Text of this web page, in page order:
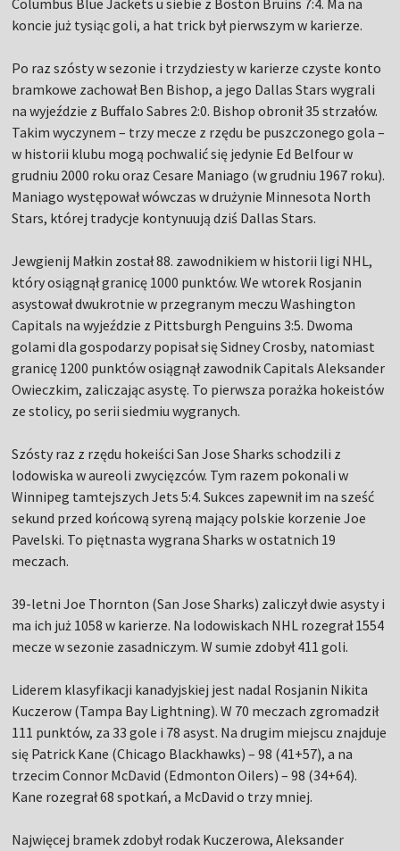
Columbus Blue Jackets u siebie z Boston Bruins 7:4. Ma na
koncie już tysiąc goli, a hat trick był pierwszym w karierze.
Po raz szósty w sezonie i trzydziesty w karierze czyste konto
bramkowe zachował Ben Bishop, a jego Dallas Stars wygrali
na wyjeździe z Buffalo Sabres 2:0. Bishop obronił 35 strzałów.
Takim wyczynem – trzy mecze z rzędu be puszczonego gola –
w historii klubu mogą pochwalić się jedynie Ed Belfour w
grudniu 2000 roku oraz Cesare Maniago (w grudniu 1967 roku).
Maniago występował wówczas w drużynie Minnesota North
Stars, której tradycje kontynuują dziś Dallas Stars.
Jewgienij Małkin został 88. zawodnikiem w historii ligi NHL,
który osiągnął granicę 1000 punktów. We wtorek Rosjanin
asystował dwukrotnie w przegranym meczu Washington
Capitals na wyjeździe z Pittsburgh Penguins 3:5. Dwoma
golami dla gospodarzy popisał się Sidney Crosby, natomiast
granicę 1200 punktów osiągnął zawodnik Capitals Aleksander
Owieczkim, zaliczając asystę. To pierwsza porażka hokeistów
ze stolicy, po serii siedmiu wygranych.
Szósty raz z rzędu hokeiści San Jose Sharks schodzili z
lodowiska w aureoli zwycięzców. Tym razem pokonali w
Winnipeg tamtejszych Jets 5:4. Sukces zapewnił im na sześć
sekund przed końcową syreną mający polskie korzenie Joe
Pavelski. To piętnasta wygrana Sharks w ostatnich 19
meczach.
39-letni Joe Thornton (San Jose Sharks) zaliczył dwie asysty i
ma ich już 1058 w karierze. Na lodowiskach NHL rozegrał 1554
mecze w sezonie zasadniczym. W sumie zdobył 411 goli.
Liderem klasyfikacji kanadyjskiej jest nadal Rosjanin Nikita
Kuczerow (Tampa Bay Lightning). W 70 meczach zgromadził
111 punktów, za 33 gole i 78 asyst. Na drugim miejscu znajduje
się Patrick Kane (Chicago Blackhawks) – 98 (41+57), a na
trzecim Connor McDavid (Edmonton Oilers) – 98 (34+64).
Kane rozegrał 68 spotkań, a McDavid o trzy mniej.
Najwięcej bramek zdobył rodak Kuczerowa, Aleksander